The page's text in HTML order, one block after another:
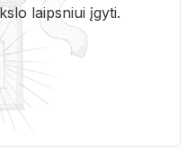
laipsniui įgyti.